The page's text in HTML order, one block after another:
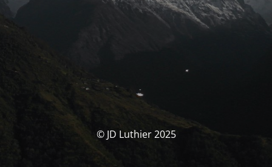
© JD Luthier 2025